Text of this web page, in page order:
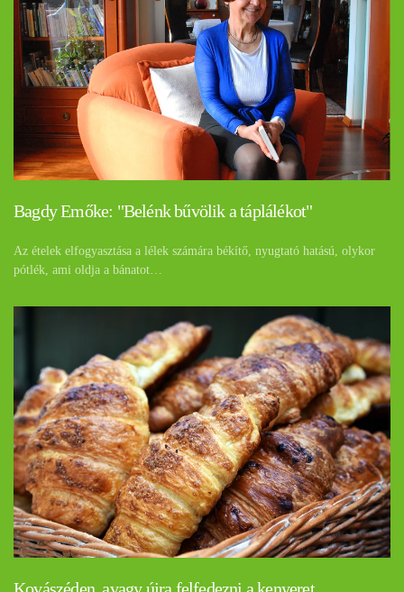
Bagdy Emőke: "Belénk bűvölik a táplálékot"
Az ételek elfogyasztása a lélek számára békítő, nyugtató hatású, olykor
pótlék, ami oldja a bánatot…